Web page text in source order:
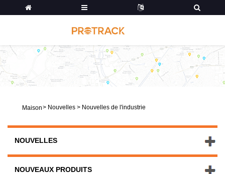
Maison> Nouvelles > Nouvelles de l'industrie
NOUVELLES
NOUVEAUX PRODUITS